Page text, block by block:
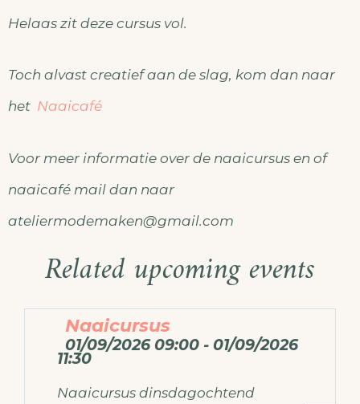
Helaas zit deze cursus vol.
Toch alvast creatief aan de slag, kom dan naar
het Naaicafé
Voor meer informatie over de naaicursus en of
naaicafé mail dan naar
ateliermodemaken@gmail.com
Related upcoming events
Naaicursus
01/09/2026 09:00 - 01/09/2026
11:30
Naaicursus dinsdagochtend